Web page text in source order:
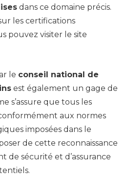
dans ce domaine précis.
les certifications
pouvez visiter le site
le conseil national de
est également un gage de
s’assure que tous les
aux normes
imposées dans le
de cette reconnaissance
de sécurité et d’assurance